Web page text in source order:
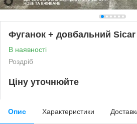
Фуганок + довбальний Sicar
В наявності
Роздріб
Ціну уточнюйте
Опис Характеристики